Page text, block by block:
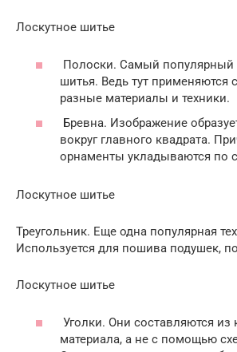
Лоскутное шитье
Полоски. Самый популярный
шитья. Ведь тут применяются
разные материалы и техники.
Бревна. Изображение
вокруг главного квадрата.
орнаменты укладываются по
Лоскутное шитье
Треугольник. Еще одна популярная
Используется для пошива подушек,
Лоскутное шитье
Уголки. Они составляются из
материала, а не с помощью